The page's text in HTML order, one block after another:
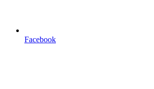
Facebook